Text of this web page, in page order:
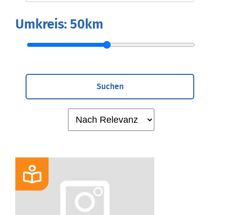
Umkreis: 50km
Suchen